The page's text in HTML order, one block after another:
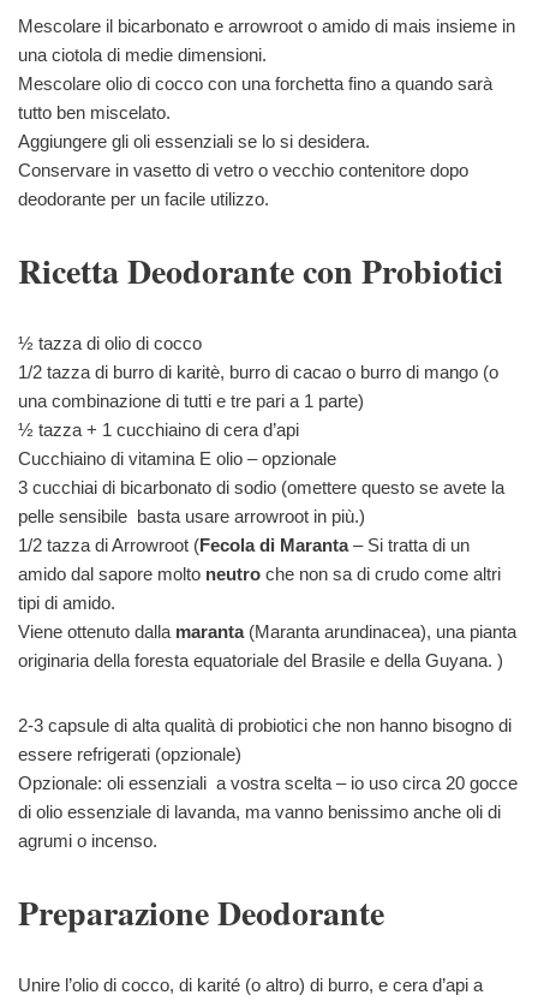
Mescolare il bicarbonato e arrowroot o amido di mais insieme in
una ciotola di medie dimensioni.
Mescolare olio di cocco con una forchetta fino a quando sarà
tutto ben miscelato.
Aggiungere gli oli essenziali se lo si desidera.
Conservare in vasetto di vetro o vecchio contenitore dopo
deodorante per un facile utilizzo.
Ricetta Deodorante con Probiotici
½ tazza di olio di cocco
1/2 tazza di burro di karitè, burro di cacao o burro di mango (o
una combinazione di tutti e tre pari a 1 parte)
½ tazza + 1 cucchiaino di cera d’api
Cucchiaino di vitamina E olio – opzionale
3 cucchiai di bicarbonato di sodio (omettere questo se avete la
pelle sensibile basta usare arrowroot in più.)
1/2 tazza di Arrowroot (Fecola di Maranta– Si tratta di un
amido dal sapore molto neutro che non sa di crudo come altri
tipi di amido.
Viene ottenuto dalla maranta(Maranta arundinacea), una pianta
originaria della foresta equatoriale del Brasile e della Guyana. )
2-3 capsule di alta qualità di probiotici che non hanno bisogno di
essere refrigerati (opzionale)
Opzionale: oli essenziali a vostra scelta – io uso circa 20 gocce
di olio essenziale di lavanda, ma vanno benissimo anche oli di
agrumi o incenso.
Preparazione Deodorante
Unire l’olio di cocco, di karité (o altro) di burro, e cera d’api a